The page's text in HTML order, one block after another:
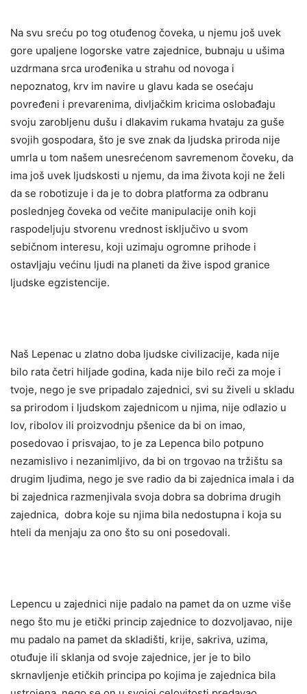
Na svu sreću po tog otuđenog čoveka, u njemu još uvek
gore upaljene logorske vatre zajednice, bubnaju u ušima
uzdrmana srca urođenika u strahu od novoga i
nepoznatog, krv im navire u glavu kada se osećaju
povređeni i prevarenima, divljačkim kricima oslobađaju
svoju zarobljenu dušu i dlakavim rukama hvataju za guše
svojih gospodara, što je sve znak da ljudska priroda nije
umrla u tom našem unesrećenom savremenom čoveku, da
ima još uvek ljudskosti u njemu, da ima života koji ne želi
da se robotizuje i da je to dobra platforma za odbranu
poslednjeg čoveka od večite manipulacije onih koji
raspodeljuju stvorenu vrednost isključivo u svom
sebičnom interesu, koji uzimaju ogromne prihode i
ostavljaju većinu ljudi na planeti da žive ispod granice
ljudske egzistencije.
Naš Lepenac u zlatno doba ljudske civilizacije, kada nije
bilo rata četri hiljade godina, kada nije bilo reči za moje i
tvoje, nego je sve pripadalo zajednici, svi su živeli u skladu
sa prirodom i ljudskom zajednicom u njima, nije odlazio u
lov, ribolov ili proizvodnju pšenice da bi on imao,
posedovao i prisvajao, to je za Lepenca bilo potpuno
nezamislivo i nezanimljivo, da bi on trgovao na tržištu sa
drugim ljudima, nego je sve radio da bi zajednica imala i da
bi zajednica razmenjivala svoja dobra sa dobrima drugih
zajednica, dobra koje su njima bila nedostupna i koja su
hteli da menjaju za ono što su oni posedovali.
Lepencu u zajednici nije padalo na pamet da on uzme više
nego što mu je etički princip zajednice to dozvoljavao, nije
mu padalo na pamet da skladišti, krije, sakriva, uzima,
otuđuje ili sklanja od svoje zajednice, jer je to bilo
skrnavljenje etičkih principa po kojima je zajednica bila